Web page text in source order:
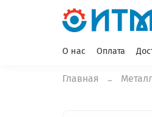
О нас Оплата
Главная